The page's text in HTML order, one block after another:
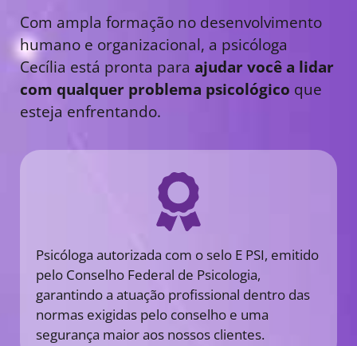
Com ampla formação no desenvolvimento
humano e organizacional, a psicóloga
Cecília está pronta para ajudar você a lidar
com qualquer problema psicológico que
esteja enfrentando.
Psicóloga autorizada com o selo E PSI, emitido
pelo Conselho Federal de Psicologia,
garantindo a atuação profissional dentro das
normas exigidas pelo conselho e uma
segurança maior aos nossos clientes.